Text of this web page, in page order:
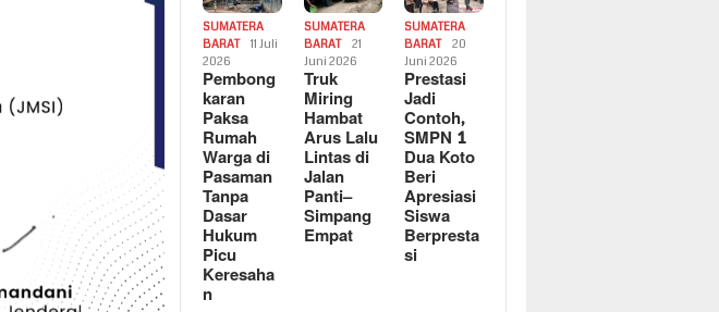
SUMATERA
BARAT
11 Juli
2026
Pembong
karan
Paksa
Rumah
Warga di
Pasaman
Tanpa
Dasar
Hukum
Picu
Keresaha
n
SUMATERA
BARAT
21
Juni 2026
Truk
Miring
Hambat
Arus Lalu
Lintas di
Jalan
Panti–
Simpang
Empat
SUMATERA
BARAT
20
Juni 2026
Prestasi
Jadi
Contoh,
SMPN 1
Dua Koto
Beri
Apresiasi
Siswa
Berpresta
si